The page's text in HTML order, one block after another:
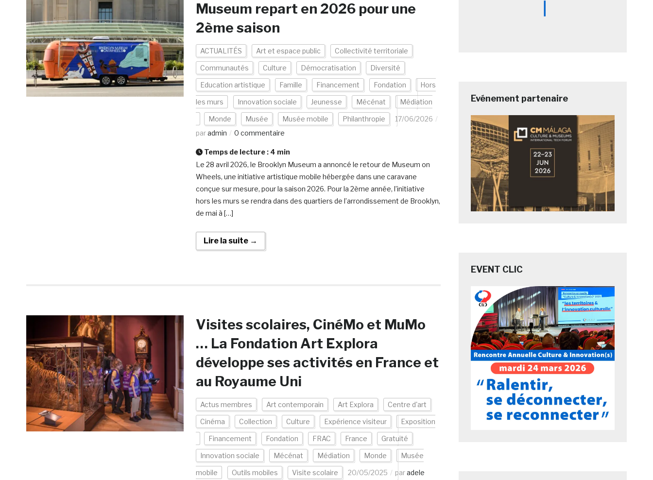
Museum repart en 2026 pour une
2ème saison
ACTUALITÉS Art et espace public Collectivité territoriale
Communautés Culture Démocratisation Diversité
Education artistique Famille Financement Fondation Hors
les murs Innovation sociale Jeunesse Mécénat Médiation
Monde Musée Musée mobile Philanthropie
17/06/2026
paradmin 0 commentaire
Temps de lecture : 4 min
Le 28 avril 2026, le Brooklyn Museum a annoncé le retour de Museum on
Wheels, une initiative artistique mobile hébergée dans une caravane
conçue sur mesure, pour la saison 2026. Pour la 2ème année, l’initiative
hors les murs se rendra dans des quartiers de l’arrondissement de Brooklyn,
de mai à […]
Lire la suite →
Visites scolaires, CinéMo et MuMo
… La Fondation Art Explora
développe ses activités en France et
au Royaume Uni
Actus membres Art contemporain Art Explora Centre d'art
Cinéma Collection Culture Expérience visiteur Exposition
Financement Fondation FRAC France Gratuité
Innovation sociale Mécénat Médiation Monde Musée
mobile Outils mobiles Visite scolaire 20/05/2025 paradele
Evénement partenaire
EVENT CLIC